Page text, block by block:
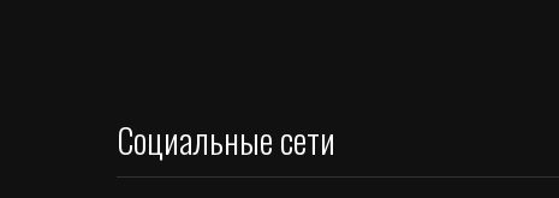
Социальные сети